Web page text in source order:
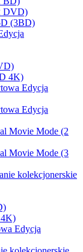
DVD)
D (3BD)
4K)
Edycja
Edycja
Movie Mode (2
Movie Mode (3
kolekcjonerskie
4K)
Edycja